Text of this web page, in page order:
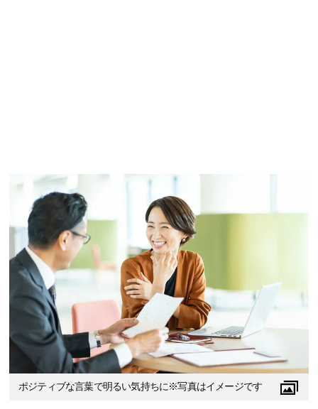
ポジティブな言葉で明るい気持ちに※写真はイメージです